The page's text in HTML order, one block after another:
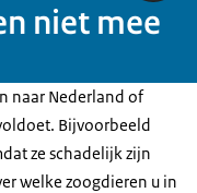
niet mee
naar Nederland of
Bijvoorbeeld
ze schadelijk zijn
welke zoogdieren u in